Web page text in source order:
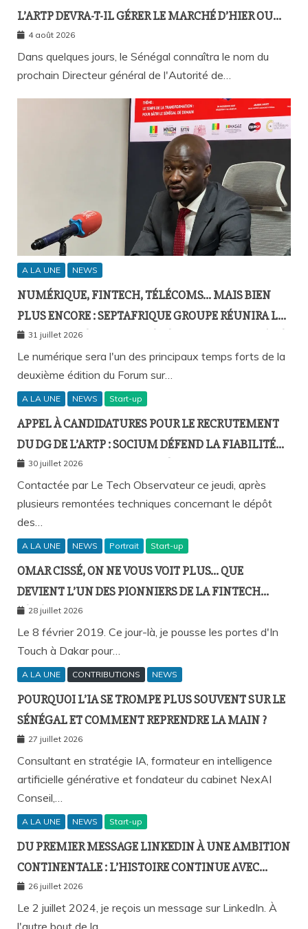
L’ARTP DEVRA-T-IL GÉRER LE MARCHÉ D’HIER OU
CELUI DE DEMAIN ?
4 août 2026
Dans quelques jours, le Sénégal connaîtra le nom du
prochain Directeur général de l'Autorité de…
A LA UNE NEWS
NUMÉRIQUE, FINTECH, TÉLÉCOMS… MAIS BIEN
PLUS ENCORE : SEPTAFRIQUE GROUPE RÉUNIRA LE
GOTHA DE L’ÉCONOMIE SÉNÉGALAISE LE 10 AOÛT À
DAKAR
31 juillet 2026
Le numérique sera l'un des principaux temps forts de la
deuxième édition du Forum sur…
A LA UNE NEWS Start-up
APPEL À CANDIDATURES POUR LE RECRUTEMENT
DU DG DE L’ARTP : SOCIUM DÉFEND LA FIABILITÉ
DE SA PLATEFORME MALGRÉ PLUSIEURS
REMONTÉES TECHNIQUES
30 juillet 2026
Contactée par Le Tech Observateur ce jeudi, après
plusieurs remontées techniques concernant le dépôt
des…
A LA UNE NEWS Portrait Start-up
OMAR CISSÉ, ON NE VOUS VOIT PLUS… QUE
DEVIENT L’UN DES PIONNIERS DE LA FINTECH
SÉNÉGALAISE ?
28 juillet 2026
Le 8 février 2019. Ce jour-là, je pousse les portes d'In
Touch à Dakar pour…
A LA UNE CONTRIBUTIONS NEWS
POURQUOI L’IA SE TROMPE PLUS SOUVENT SUR LE
SÉNÉGAL ET COMMENT REPRENDRE LA MAIN ?
27 juillet 2026
Consultant en stratégie IA, formateur en intelligence
artificielle générative et fondateur du cabinet NexAI
Conseil,…
A LA UNE NEWS Start-up
DU PREMIER MESSAGE LINKEDIN À UNE AMBITION
CONTINENTALE : L’HISTOIRE CONTINUE AVEC
BIRAHIM FALL ET BICTORYS
26 juillet 2026
Le 2 juillet 2024, je reçois un message sur LinkedIn. À
l'autre bout de la…